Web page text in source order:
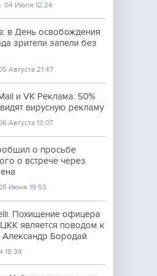
04 Июля 12:24
в День освобождения
зрители запели без
Августа 21:47
и VK Реклама: 50%
вирусную рекламу
Августа 13:07
о просьбе
о встрече через
Июня 19:53
Похищение офицера
является поводом к
Бородай
18:38